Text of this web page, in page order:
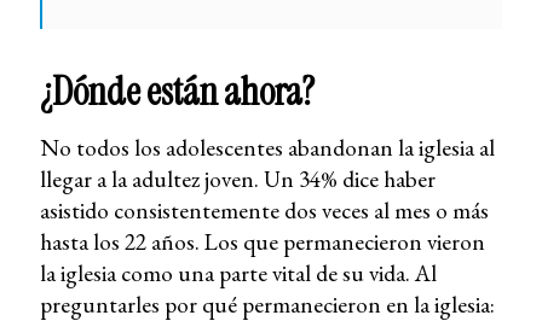
¿Dónde están ahora?
No todos los adolescentes abandonan la iglesia al
llegar a la adultez joven. Un 34% dice haber
asistido consistentemente dos veces al mes o más
hasta los 22 años. Los que permanecieron vieron
la iglesia como una parte vital de su vida. Al
preguntarles por qué permanecieron en la iglesia: